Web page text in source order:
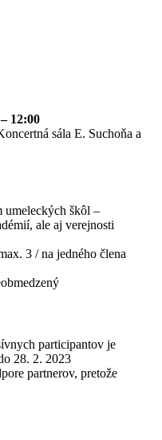
12:00
sála E. Suchoňa a
umeleckých škôl –
ale aj verejnosti
3 / na jedného člena
participantov je
28. 2. 2023
partnerov, pretože